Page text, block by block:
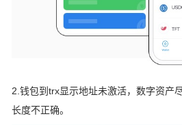
2.钱包到trx显示地址未激活，数字资产
长度不正确。